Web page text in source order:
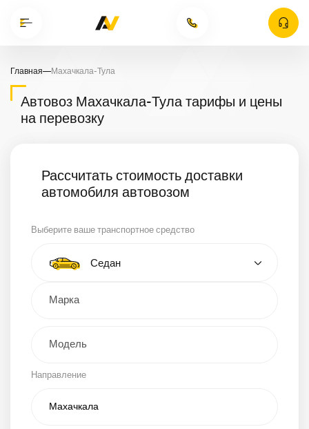
Главная—Махачкала-Тула
Автовоз Махачкала-Тула тарифы и цены
на перевозку
Рассчитать стоимость доставки
автомобиля автовозом
Выберите ваше транспортное средство
Тип автомобиля
Седан
Кроссовер
Направление